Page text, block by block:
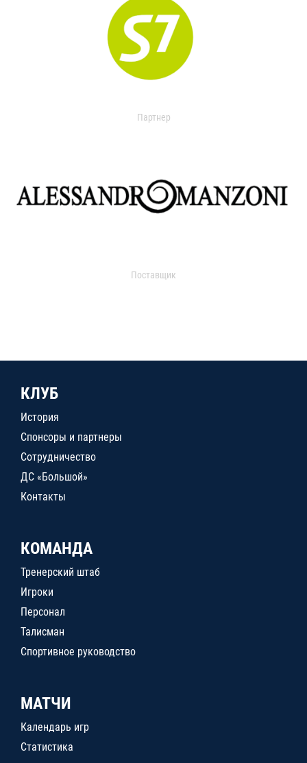
Партнер
Поставщик
КЛУБ
История
Спонсоры и партнеры
Сотрудничество
ДС «Большой»
Контакты
КОМАНДА
Тренерский штаб
Игроки
Персонал
Талисман
Спортивное руководство
МАТЧИ
Календарь игр
Статистика